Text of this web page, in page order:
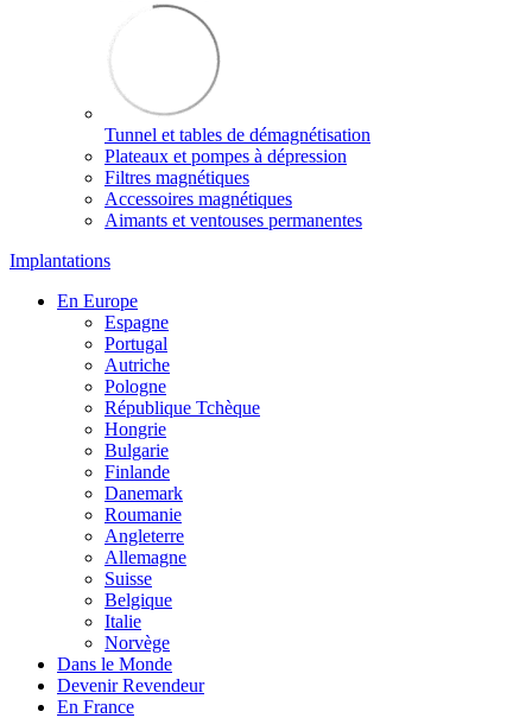
Tunnel et tables de démagnétisation
Plateaux et pompes à dépression
Filtres magnétiques
Accessoires magnétiques
Aimants et ventouses permanentes
Implantations
En Europe
Espagne
Portugal
Autriche
Pologne
République Tchèque
Hongrie
Bulgarie
Finlande
Danemark
Roumanie
Angleterre
Allemagne
Suisse
Belgique
Italie
Norvège
Dans le Monde
Devenir Revendeur
En France